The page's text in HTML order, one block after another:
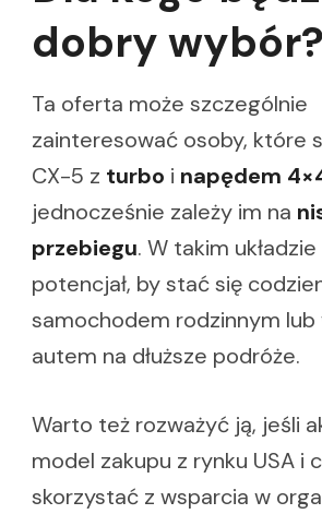
dobry wybór?
Ta oferta może szczególnie
zainteresować osoby, które
CX-5 z turbo i napędem
jednocześnie zależy im na
przebiegu. W takim
potencjał, by stać się
samochodem rodzinnym
autem na dłuższe podróże.
Warto też rozważyć ją, jeśli
model zakupu z rynku USA i
skorzystać z wsparcia w